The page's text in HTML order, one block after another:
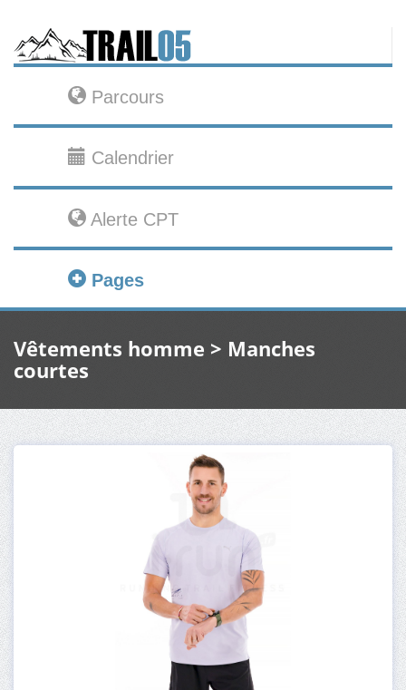
Parcours
Calendrier
Alerte CPT
Pages
Vêtements homme > Manches
courtes